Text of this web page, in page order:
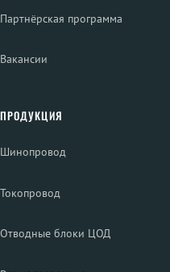
Партнёрская программа
Вакансии
ПРОДУКЦИЯ
Шинопровод
Токопровод
Отводные блоки ЦОД